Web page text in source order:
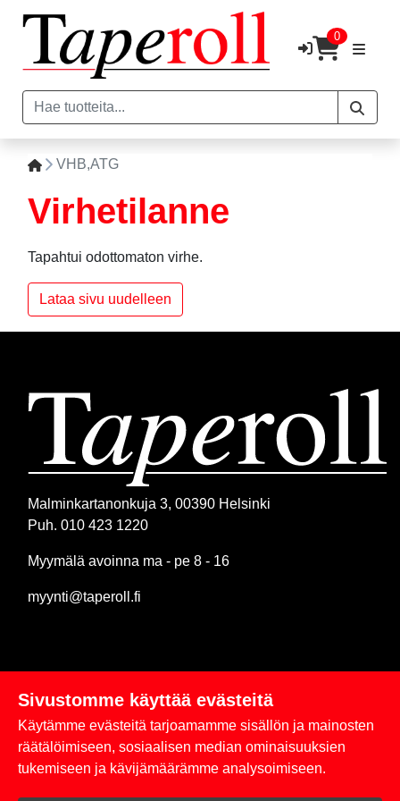
0
VHB,ATG
Virhetilanne
Tapahtui odottomaton virhe.
Lataa sivu uudelleen
Malminkartanonkuja 3, 00390 Helsinki
Puh. 010 423 1220
Myymälä avoinna ma - pe 8 - 16
myynti@taperoll.fi
Linkit
Rekisteriseloste
Sivustomme käyttää evästeitä
Käytämme evästeitä tarjoamamme sisällön ja mainosten
räätälöimiseen, sosiaalisen median ominaisuuksien
tukemiseen ja kävijämäärämme analysoimiseen.